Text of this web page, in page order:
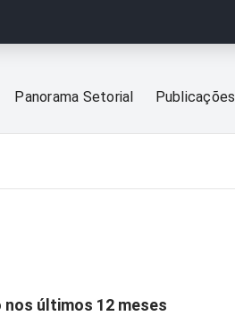
Panorama Setorial Publicações
últimos 12 meses